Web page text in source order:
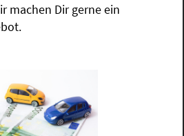
machen Dir gerne ein